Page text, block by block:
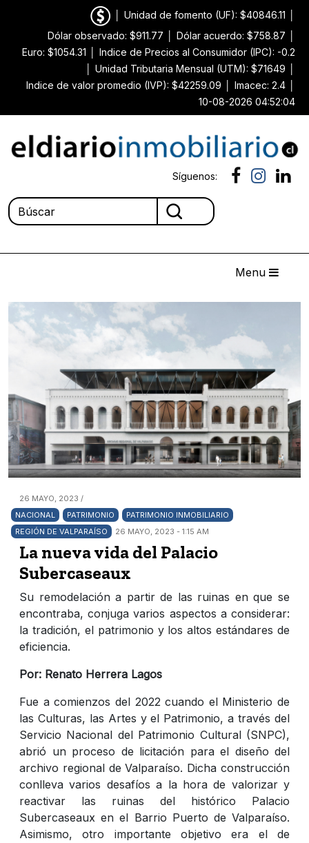
Unidad de fomento (UF): $40846.11
Dólar observado: $911.77
Dólar acuerdo: $758.87
Euro: $1054.31
Indice de Precios al Consumidor (IPC): -0.2
Unidad Tributaria Mensual (UTM): $71649
Indice de valor promedio (IVP): $42259.09
Imacec: 2.4
10-08-2026 04:52:04
Síguenos:
Menu
26 MAYO, 2023 /
NACIONAL
PATRIMONIO
PATRIMONIO INMOBILIARIO
REGIÓN DE VALPARAÍSO
26 MAYO, 2023 - 1:15 AM
La nueva vida del Palacio
Subercaseaux
Su remodelación a partir de las ruinas en que se
encontraba, conjuga varios aspectos a considerar:
la tradición, el patrimonio y los altos estándares de
eficiencia.
Por: Renato Herrera Lagos
Fue a comienzos del 2022 cuando el Ministerio de
las Culturas, las Artes y el Patrimonio, a través del
Servicio Nacional del Patrimonio Cultural (SNPC),
abrió un proceso de licitación para el diseño del
archivo regional de Valparaíso. Dicha construcción
conlleva varios desafíos a la hora de valorizar y
reactivar las ruinas del histórico Palacio
Subercaseaux en el Barrio Puerto de Valparaíso.
Asimismo, otro importante objetivo era el de